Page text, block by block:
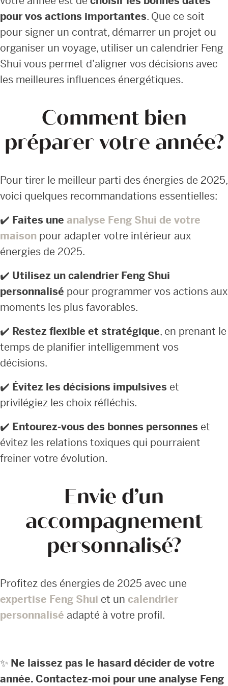
pour vos actions importantes. Que ce soit
pour signer un contrat, démarrer un projet ou
organiser un voyage, utiliser un calendrier Feng
Shui vous permet d’aligner vos décisions avec
les meilleures influences énergétiques.
Comment bien
préparer votre année?
Pour tirer le meilleur parti des énergies de 2025,
voici quelques recommandations essentielles:
✔️ Faites une analyse Feng Shui de votre
maison pour adapter votre intérieur aux
énergies de 2025.
✔️ Utilisez un calendrier Feng Shui
personnalisé pour programmer vos actions aux
moments les plus favorables.
✔️ Restez flexible et stratégique, en prenant le
temps de planifier intelligemment vos
décisions.
✔️ Évitez les décisions impulsives et
privilégiez les choix réfléchis.
✔️ Entourez-vous des bonnes personnes et
évitez les relations toxiques qui pourraient
freiner votre évolution.
Envie d’un
accompagnement
personnalisé?
Profitez des énergies de 2025 avec une
expertise Feng Shui et un calendrier
personnalisé adapté à votre profil.
✨ Ne laissez pas le hasard décider de votre
année. Contactez-moi pour une analyse Feng